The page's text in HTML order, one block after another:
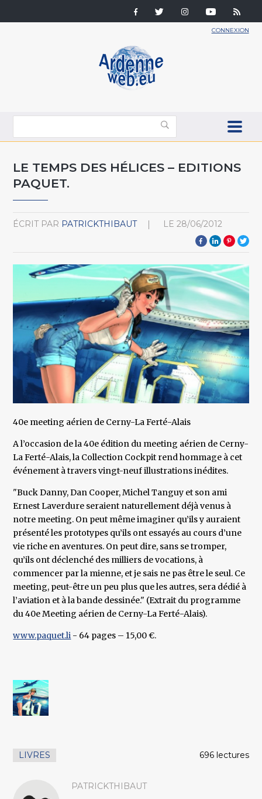
CONNEXION
LE TEMPS DES HÉLICES – EDITIONS
PAQUET.
ÉCRIT PAR PATRICKTHIBAUT LE 28/06/2012
40e meeting aérien de Cerny-La Ferté-Alais
A l’occasion de la 40e édition du meeting aérien de Cerny-
La Ferté-Alais, la Collection Cockpit rend hommage à cet
événement à travers vingt-neuf illustrations inédites.
"Buck Danny, Dan Cooper, Michel Tanguy et son ami
Ernest Laverdure seraient naturellement déjà venus à
notre meeting. On peut même imaginer qu’ils y auraient
présenté les prototypes qu’ils ont essayés au cours d’une
vie riche en aventures. On peut dire, sans se tromper,
qu’ils ont déclenché des milliers de vocations, à
commencer par la mienne, et je sais ne pas être le seul. Ce
meeting, peut-être un peu plus que les autres, sera dédié à
l’aviation et à la bande dessinée." (Extrait du programme
du 40e Meeting aérien de Cerny-La Ferté-Alais).
www.paquet.li - 64 pages – 15,00 €.
LIVRES 696 lectures
PATRICKTHIBAUT